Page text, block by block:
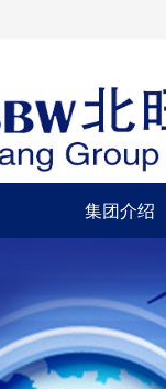
集团介绍